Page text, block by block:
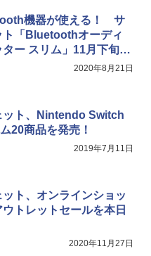
全生産限定版 [Blu-ray]
限定】劇場版モノノ怪
(オリジナル特典:オリジナル
ー特典:【坤と離】二振りの
り来たる！スタジオ描き下ろ
機器が使える！ サ
ト「Bluetoothオーディ
ー スリム」11月下旬発
2020年8月21日
ット、Nintendo Switch
20商品を発売！
2019年7月11日
ト、オンラインショッ
トレットセールを本日
2020年11月27日